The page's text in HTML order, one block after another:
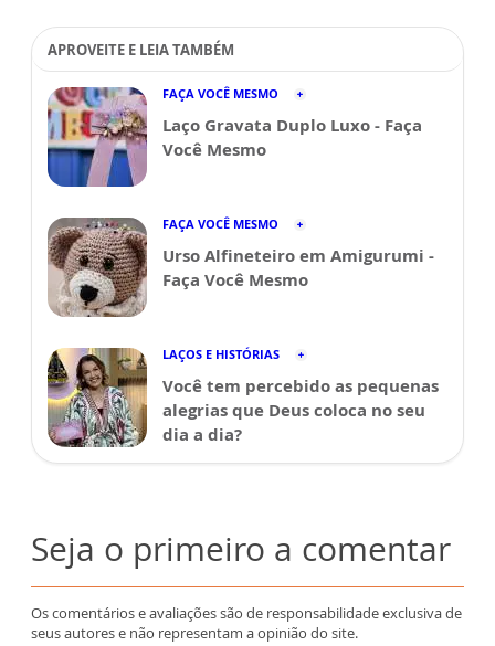
APROVEITE E LEIA TAMBÉM
FAÇA VOCÊ MESMO
Laço Gravata Duplo Luxo - Faça
Você Mesmo
FAÇA VOCÊ MESMO
Urso Alfineteiro em Amigurumi -
Faça Você Mesmo
LAÇOS E HISTÓRIAS
Você tem percebido as pequenas
alegrias que Deus coloca no seu
dia a dia?
Seja o primeiro a comentar
Os comentários e avaliações são de responsabilidade exclusiva de
seus autores e não representam a opinião do site.